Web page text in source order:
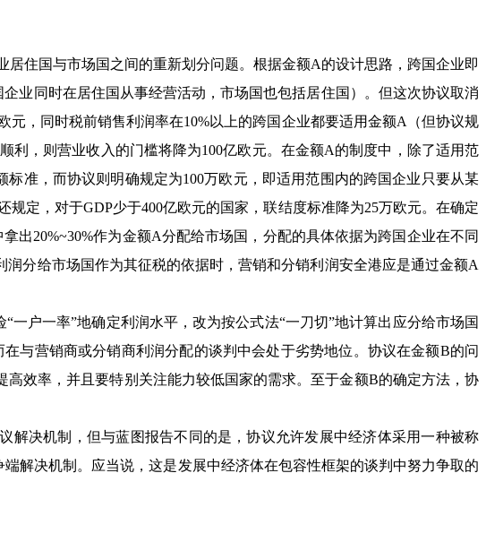
住国与市场国之间的重新划分问题。根据金额A的设计思路，跨国企业即
业同时在居住国从事经营活动，市场国也包括居住国）。但这次协议取消
，同时税前销售利润率在10%以上的跨国企业都要适用金额A（但协议规
利，则营业收入的门槛将降为100亿欧元。在金额A的制度中，除了适用范
准，而协议则明确规定为100万欧元，即适用范围内的跨国企业只要从某
定，对于GDP少于400亿欧元的国家，联结度标准降为25万欧元。在确定
出20%~30%作为金额A分配给市场国，分配的具体依据为跨国企业在不同
分给市场国作为其征税的依据时，营销和分销利润安全港应是通过金额A
户一率”地确定利润水平，改为按公式法“一刀切”地计算出应分给市场国
与营销商或分销商利润分配的谈判中会处于劣势地位。协议在金额B的问
效率，并且要特别关注能力较低国家的需求。至于金额B的确定方法，协
决机制，但与蓝图报告不同的是，协议允许发展中经济体采用一种被称
解决机制。应当说，这是发展中经济体在包容性框架的谈判中努力争取的